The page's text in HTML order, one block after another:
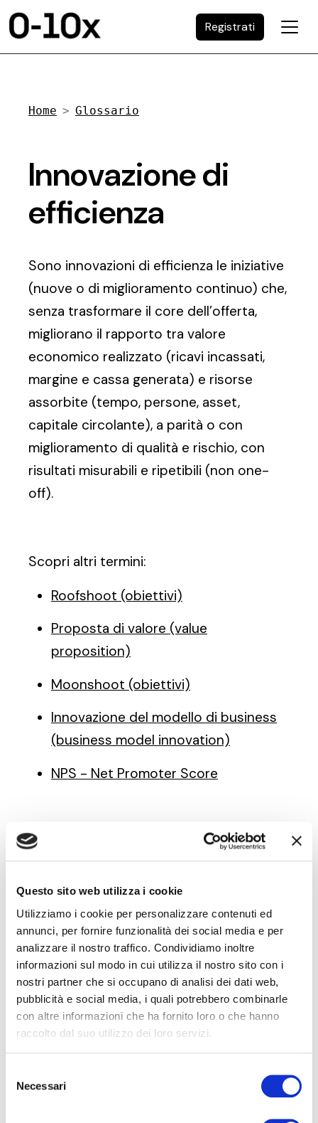
Questo sito web utilizza i cookie
Utilizziamo i cookie per personalizzare contenuti ed
annunci, per fornire funzionalità dei social media e per
analizzare il nostro traffico. Condividiamo inoltre
informazioni sul modo in cui utilizza il nostro sito con i
nostri partner che si occupano di analisi dei dati web,
pubblicità e social media, i quali potrebbero combinarle
con altre informazioni che ha fornito loro o che hanno
raccolto dal suo utilizzo dei loro servizi.
delNecessari
Registrati
Home Glossario
Innovazione di
efficienza
Sono innovazioni di efficienza le iniziative
(nuove o di miglioramento continuo) che,
senza trasformare il core dell’offerta,
migliorano il rapporto tra valore
economico realizzato (ricavi incassati,
margine e cassa generata) e risorse
assorbite (tempo, persone, asset,
capitale circolante), a parità o con
miglioramento di qualità e rischio, con
risultati misurabili e ripetibili (non one-
off).
Scopri altri termini:
Roofshoot (obiettivi)
Proposta di valore (value
proposition)
Moonshoot (obiettivi)
Innovazione del modello di business
(business model innovation)
NPS - Net Promoter Score
Note di innovazione
pratica — newsletter
Modelli, metodi e strumentiper fare innovazione
con obiettivi di crescita, nella forma in cui li usiamo nei
laboratori di pratica con le PMI: applicabili con le
risorse che un'azienda ha già. Ogni martedì.
Nome*
e-Mail*